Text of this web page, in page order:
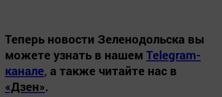
Теперь новости Зеленодольска вы
можете узнать в нашем Telegram-
канале, а также читайте нас в
«Дзен».